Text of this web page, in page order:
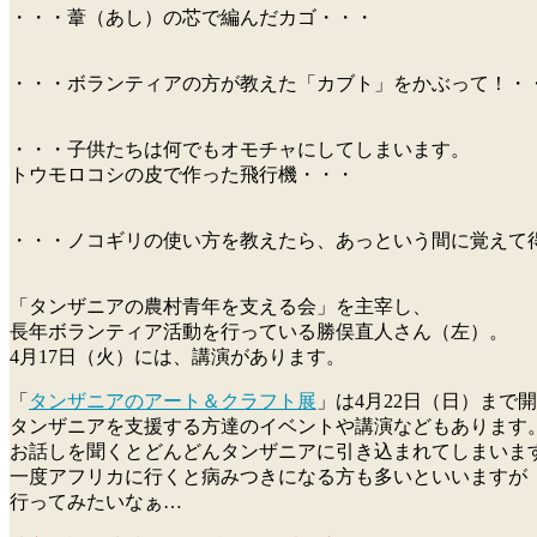
・・・葦（あし）の芯で編んだカゴ・・・
・・・ボランティアの方が教えた「カブト」をかぶって！・
・・・子供たちは何でもオモチャにしてしまいます。
トウモロコシの皮で作った飛行機・・・
・・・ノコギリの使い方を教えたら、あっという間に覚えて
「タンザニアの農村青年を支える会」を主宰し、
長年ボランティア活動を行っている勝俣直人さん（左）。
4月17日（火）には、講演があります。
「 タンザニアのアート＆クラフト展 」は4月22日（日）まで開
タンザニアを支援する方達のイベントや講演などもあります。
お話しを聞くとどんどんタンザニアに引き込まれてしまいま
一度アフリカに行くと病みつきになる方も多いといいますが
行ってみたいなぁ…